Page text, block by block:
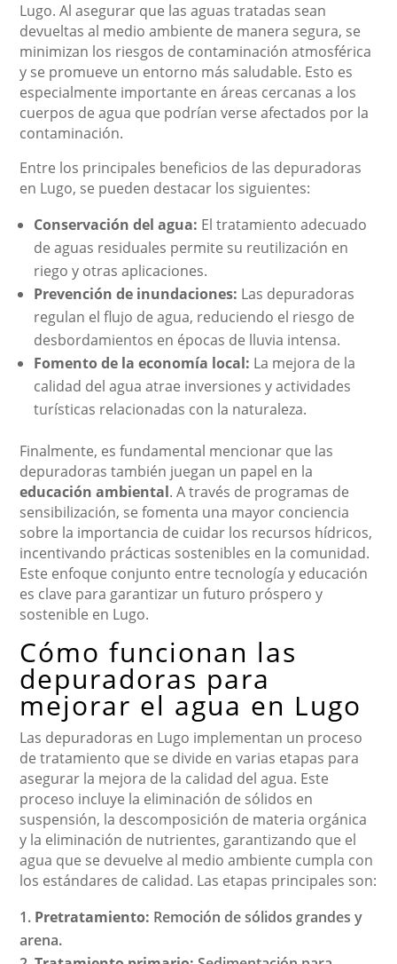
Lugo. Al asegurar que las aguas tratadas sean
devueltas al medio ambiente de manera segura, se
minimizan los riesgos de contaminación atmosférica
y se promueve un entorno más saludable. Esto es
especialmente importante en áreas cercanas a los
cuerpos de agua que podrían verse afectados por la
contaminación.
Entre los principales beneficios de las depuradoras
en Lugo, se pueden destacar los siguientes:
Conservación del agua: El tratamiento adecuado
de aguas residuales permite su reutilización en
riego y otras aplicaciones.
Prevención de inundaciones: Las depuradoras
regulan el flujo de agua, reduciendo el riesgo de
desbordamientos en épocas de lluvia intensa.
Fomento de la economía local: La mejora de la
calidad del agua atrae inversiones y actividades
turísticas relacionadas con la naturaleza.
Finalmente, es fundamental mencionar que las
depuradoras también juegan un papel en la
educación ambiental. A través de programas de
sensibilización, se fomenta una mayor conciencia
sobre la importancia de cuidar los recursos hídricos,
incentivando prácticas sostenibles en la comunidad.
Este enfoque conjunto entre tecnología y educación
es clave para garantizar un futuro próspero y
sostenible en Lugo.
Cómo funcionan las
depuradoras para
mejorar el agua en Lugo
Las depuradoras en Lugo implementan un proceso
de tratamiento que se divide en varias etapas para
asegurar la mejora de la calidad del agua. Este
proceso incluye la eliminación de sólidos en
suspensión, la descomposición de materia orgánica
y la eliminación de nutrientes, garantizando que el
agua que se devuelve al medio ambiente cumpla con
los estándares de calidad. Las etapas principales son:
Pretratamiento: Remoción de sólidos grandes y
arena.